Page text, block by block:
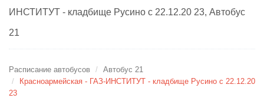
ИНСТИТУТ - кладбище Русино с 22.12.20 23, Автобус
21
Расписание автобусов
Автобус 21
Красноармейская - ГАЗ-ИНСТИТУТ - кладбище Русино с 22.12.20
23